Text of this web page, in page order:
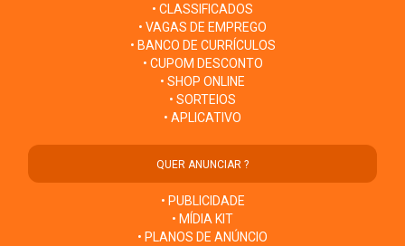
• CLASSIFICADOS
• VAGAS DE EMPREGO
• BANCO DE CURRÍCULOS
• CUPOM DESCONTO
• SHOP ONLINE
• SORTEIOS
• APLICATIVO
QUER ANUNCIAR ?
• PUBLICIDADE
• MÍDIA KIT
• PLANOS DE ANÚNCIO